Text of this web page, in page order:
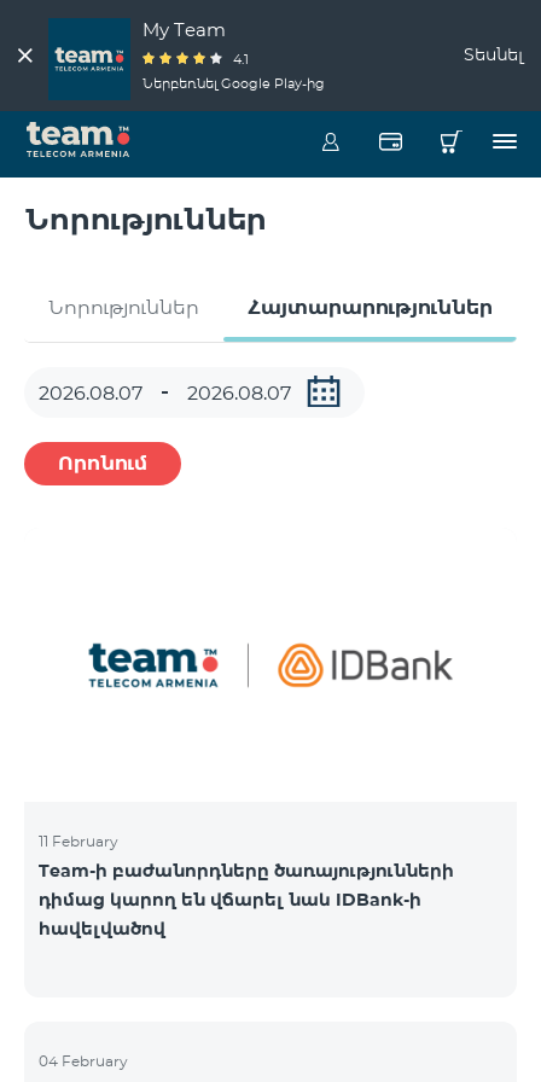
My Team
4.1
Ներբեռնել Google Play-ից
Տեսնել
Նորություններ
Նորություններ Հայտարարություններ
Որոնում
11 February
Team-ի բաժանորդները ծառայությունների
դիմաց կարող են վճարել նաև IDBank-ի
հավելվածով
04 February